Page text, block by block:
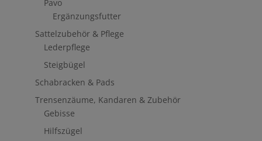
Pavo
Ergänzungsfutter
Sattelzubehör & Pflege
Lederpflege
Steigbügel
Schabracken & Pads
Trensenzäume, Kandaren & Zubehör
Gebisse
Hilfszügel